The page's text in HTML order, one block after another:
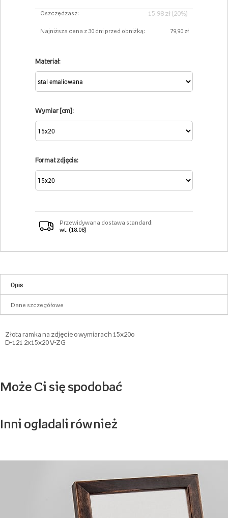
Oszczędzasz: 15,98 zł (20%)
Najniższa cena z 30 dni przed obniżką: 79,90 zł
Materiał:
Wymiar [cm]:
Format zdjęcia:
Przewidywana dostawa standard:
wt. (18.08)
Opis
Dane szczegółowe
Złota ramka na zdjęcie o wymiarach 15x20o
D-121 2x15x20 V-ZG
Może Ci się spodobać
Inni ogladali również